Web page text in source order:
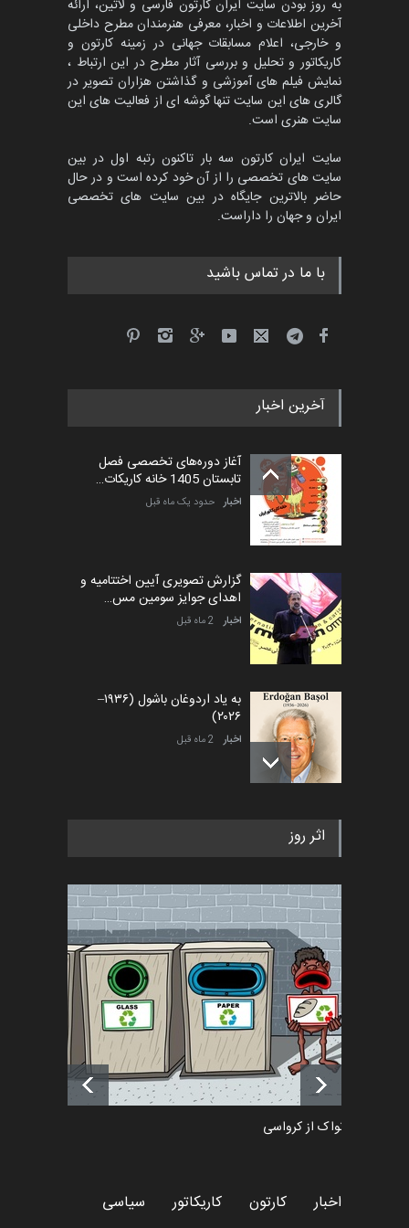
جشنواره بین‌المللی کارتون
مدارس پرتغال، ۲۰۲۷
مهلت 4 ماه دیگر
پنجمین مسابقۀ بین‌المللی
کارتون طنز «کلاه‌ای…
مهلت
به روز بودن سایت ایران کارتون فارسی و لاتین، ارائه
آخرین اطلاعات و اخبار، معرفی هنرمندان مطرح داخلی
و خارجی، اعلام مسابقات جهانی در زمینه کارتون و
کاریکاتور و تحلیل و بررسی آثار مطرح در این ارتباط ،
نمایش فیلم های آموزشی و گذاشتن هزاران تصویر در
گالری های این سایت تنها گوشه ای از فعالیت های این
سایت هنری است.
سایت ایران کارتون سه بار تاکنون رتبه اول در بین
سایت های تخصصی را از آن خود کرده است و در حال
حاضر بالاترین جایگاه در بین سایت های تخصصی
ایران و جهان را داراست.
با ما در تماس باشید
آخرین اخبار
آغاز دوره‌های تخصصی فصل
تابستان 1405 خانه کاریکات…
اخبار حدود یک ماه قبل
گزارش تصویری آیین اختتامیه و
اهدای جوایز سومین مس…
اخبار 2 ماه قبل
به یاد اردوغان باشول (۱۹۳۶–
۲۰۲۶)
اخبار 2 ماه قبل
رویداد کارگاهی کارتون و پوستر
اخبار 6 ماه قبل
فراخوان رویداد کارگاهی کارتون و
پوستر "ایران سربل…
تسلیت به همکار | سهراب خیری
اخبار 6 ماه قبل
اثر روز
دمیر نواک از کرواسی
اخبار کارتون کاریکاتور سیاسی